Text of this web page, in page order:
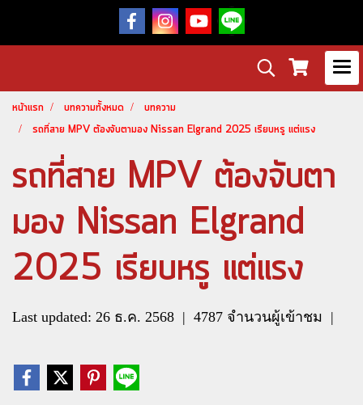
หน้าแรก บทความทั้งหมด
บทความ
รถที่สาย MPV ต้องจับตามอง Nissan Elgrand 2025 เรียบหรู แต่แรง
รถที่สาย MPV ต้องจับตา
มอง Nissan Elgrand
2025 เรียบหรู แต่แรง
Last updated: 26 ธ.ค. 2568 | 4787 จำนวนผู้เข้าชม |